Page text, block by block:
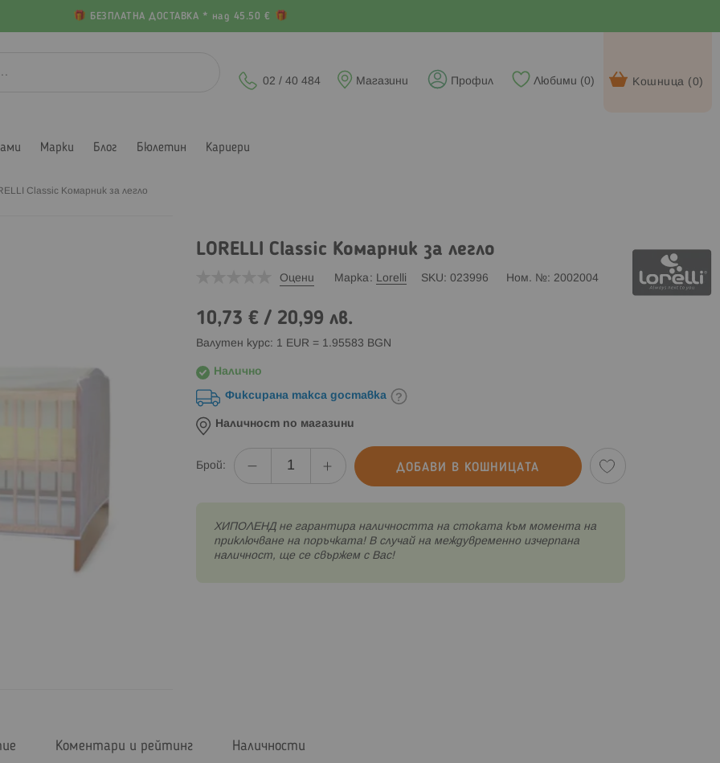
БЕЗПЛАТНА ДОСТАВКА * над 45.50 €
Кошница (0)
Любими (0)
Профил
Магазини
02 / 40 484
Марки Блог Бюлетин Кариери
Classic Комарник за легло
LORELLI Classic Комарник за легло
Оцени Марка Lorelli SKU 023996 Ном. № 2002004
10,73 €/ 20,99 лв.
Валутен курс: 1 EUR = 1.95583 BGN
Налично
Фиксирана такса доставка
Наличност по магазини
Брой: ДОБАВИ В КОШНИЦАТА
XИПОЛЕНД не гарантира наличността на стоката към момента на
приключване на поръчката! В случай на междувременно изчерпана
наличност, ще се свържем с Вас!
Коментари и рейтинг Наличности